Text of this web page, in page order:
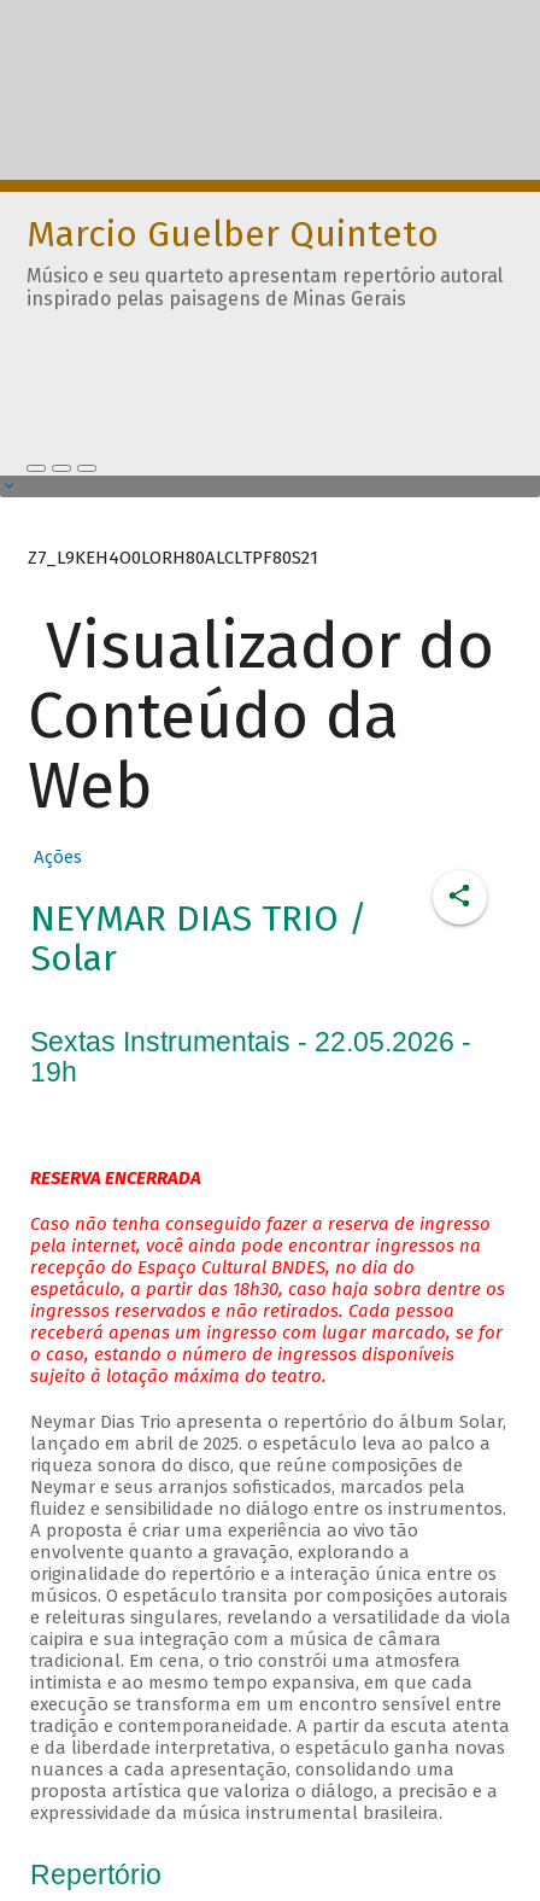
Marcio Guelber Quinteto
Músico e seu quarteto apresentam repertório autoral
inspirado pelas paisagens de Minas Gerais
Z7_L9KEH4O0LORH80ALCLTPF80S21
Visualizador do
Conteúdo da
Web
Ações
NEYMAR DIAS TRIO /
Solar
Sextas Instrumentais - 22.05.2026 -
19h
RESERVA ENCERRADA
Caso não tenha conseguido fazer a reserva de ingresso
pela internet, você ainda pode encontrar ingressos na
recepção do Espaço Cultural BNDES, no dia do
espetáculo, a partir das 18h30, caso haja sobra dentre os
ingressos reservados e não retirados. Cada pessoa
receberá apenas um ingresso com lugar marcado, se for
o caso, estando o número de ingressos disponíveis
sujeito à lotação máxima do teatro.
Neymar Dias Trio apresenta o repertório do álbum Solar,
lançado em abril de 2025. o espetáculo leva ao palco a
riqueza sonora do disco, que reúne composições de
Neymar e seus arranjos sofisticados, marcados pela
fluidez e sensibilidade no diálogo entre os instrumentos.
A proposta é criar uma experiência ao vivo tão
envolvente quanto a gravação, explorando a
originalidade do repertório e a interação única entre os
músicos. O espetáculo transita por composições autorais
e releituras singulares, revelando a versatilidade da viola
caipira e sua integração com a música de câmara
tradicional. Em cena, o trio constrói uma atmosfera
intimista e ao mesmo tempo expansiva, em que cada
execução se transforma em um encontro sensível entre
tradição e contemporaneidade. A partir da escuta atenta
e da liberdade interpretativa, o espetáculo ganha novas
nuances a cada apresentação, consolidando uma
proposta artística que valoriza o diálogo, a precisão e a
expressividade da música instrumental brasileira.
Repertório